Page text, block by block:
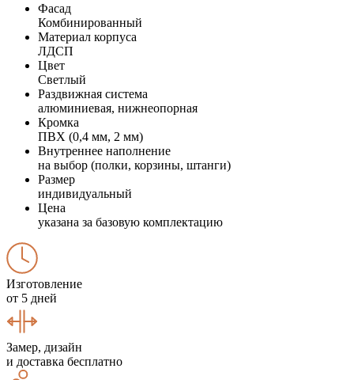
Фасад
Комбинированный
Материал корпуса
ЛДСП
Цвет
Светлый
Раздвижная система
алюминиевая, нижнеопорная
Кромка
ПВХ (0,4 мм, 2 мм)
Внутреннее наполнение
на выбор (полки, корзины, штанги)
Размер
индивидуальный
Цена
указана за базовую комплектацию
Изготовление
от 5 дней
Замер, дизайн
и доставка бесплатно